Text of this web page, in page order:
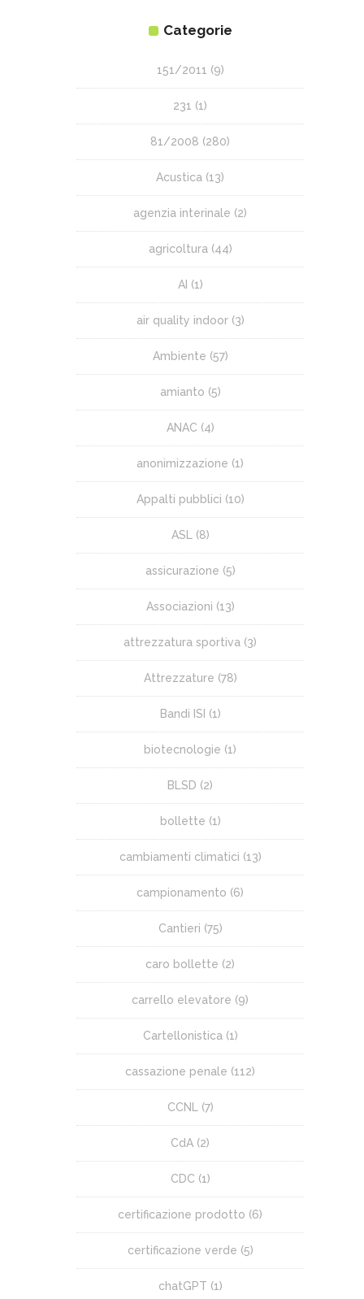
Categorie
151/2011 (9)
231 (1)
81/2008 (280)
Acustica (13)
agenzia interinale (2)
agricoltura (44)
AI (1)
air quality indoor(3)
Ambiente (57)
amianto (5)
ANAC (4)
anonimizzazione (1)
Appalti pubblici (10)
ASL (8)
assicurazione (5)
Associazioni (13)
attrezzatura sportiva (3)
Attrezzature (78)
Bandi ISI (1)
biotecnologie (1)
BLSD (2)
bollette (1)
cambiamenti climatici (13)
campionamento (6)
Cantieri (75)
caro bollette (2)
carrello elevatore (9)
Cartellonistica (1)
cassazione penale (112)
CCNL (7)
CdA (2)
CDC (1)
certificazione prodotto (6)
certificazione verde (5)
chatGPT (1)